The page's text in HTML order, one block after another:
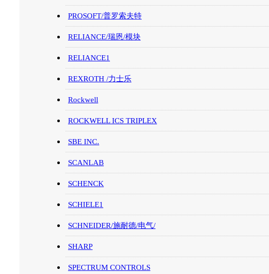
PROSOFT/普罗索夫特
RELIANCE/瑞恩/模块
RELIANCE1
REXROTH /力士乐
Rockwell
ROCKWELL ICS TRIPLEX
SBE INC.
SCANLAB
SCHENCK
SCHIELE1
SCHNEIDER/施耐德/电气/
SHARP
SPECTRUM CONTROLS